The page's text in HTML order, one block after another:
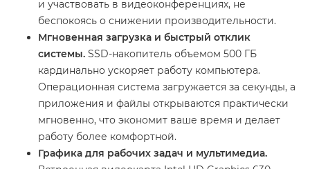
и участвовать в видеоконференциях, не
беспокоясь о снижении производительности.
Мгновенная загрузка и быстрый отклик
системы. SSD-накопитель объемом 500 ГБ
кардинально ускоряет работу компьютера.
Операционная система загружается за секунды, а
приложения и файлы открываются практически
мгновенно, что экономит ваше время и делает
работу более комфортной.
Графика для рабочих задач и мультимедиа.